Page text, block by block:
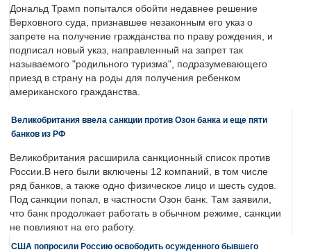
Дональд Трамп попытался обойти недавнее решение
Верховного суда, признавшее незаконным его указ о
запрете на получение гражданства по праву рождения, и
подписал новый указ, направленный на запрет так
называемого "родильного туризма", подразумевающего
приезд в страну на роды для получения ребенком
американского гражданства.
Великобритания ввела санкции против Озон банка и еще пяти
банков из РФ
Великобритания расширила санкционный список против
России.В него были включены 12 компаний, в том числе
ряд банков, а также одно физическое лицо и шесть судов.
Под санкции попал, в частности Озон банк. Там заявили,
что банк продолжает работать в обычном режиме, санкции
не повлияют на его работу.
США попросили Россию освободить осужденного бывшего